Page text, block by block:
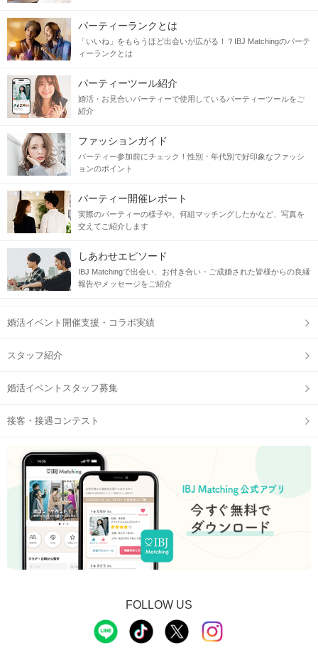
パーティーランクとは
「いいね」をもらうほど出会いが広がる！？IBJ Matchingのパーテ
ィーランクとは
パーティーツール紹介
婚活・お見合いパーティーで使用しているパーティーツールをご
紹介
ファッションガイド
パーティー参加前にチェック！性別・年代別で好印象なファッシ
ョンのポイント
パーティー開催レポート
実際のパーティーの様子や、何組マッチングしたかなど、写真を
交えてご紹介します
しあわせエピソード
IBJ Matchingで出会い、お付き合い・ご成婚された皆様からの良縁
報告やメッセージをご紹介
婚活イベント開催支援・コラボ実績
スタッフ紹介
婚活イベントスタッフ募集
接客・接遇コンテスト
FOLLOW US